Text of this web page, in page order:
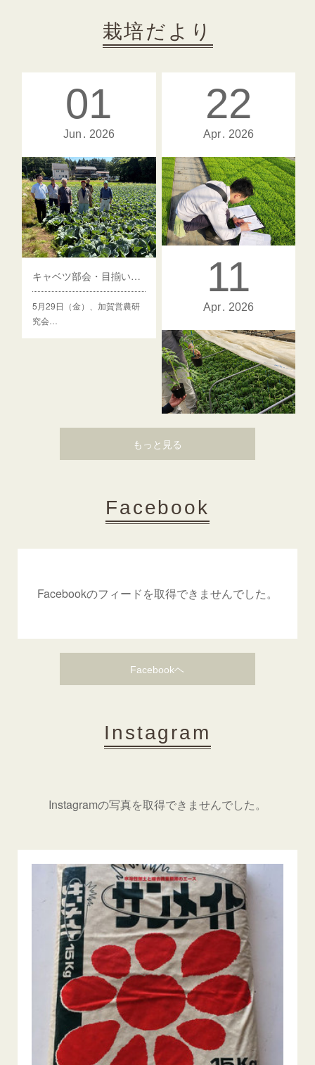
栽培だより
01
Jun 2026
キャベツ部会・目揃い会（2026春作）
5月29日（金）、加賀営農研
究会…
22
Apr 2026
水稲育苗巡回2026
4月14日～…
11
Apr 2026
野菜育苗巡回（苗健太）
もっと見る
Facebook
Facebookのフィードを取得できませんでした。
Facebookヘ
Instagram
Instagramの写真を取得できませんでした。